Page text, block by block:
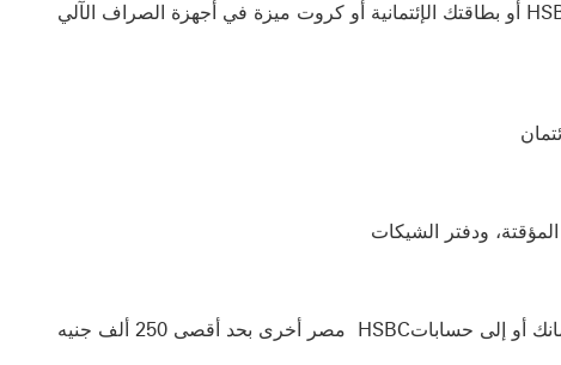
الإيداع النقدي الفوري مباشرة إلى حسابك في HSBC أو بطاقتك الإئتمانية أو كروت ميزة في أجهزة الصراف الآلي
ودفتر الشيكات
، إلى بطاقات ائتمانك أو إلى حساباتHSBC مصر أخرى بحد أقصى 250 ألف جنيه